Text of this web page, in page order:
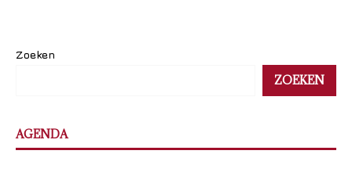
Zoeken
ZOEKEN
AGENDA